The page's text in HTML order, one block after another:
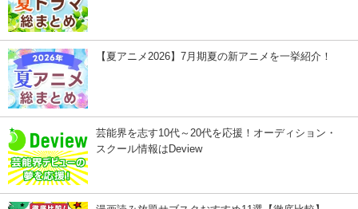
【夏アニメ2026】7月期夏の新アニメを一挙紹介！
芸能界を志す10代～20代を応援！オーディション・
スクール情報はDeview